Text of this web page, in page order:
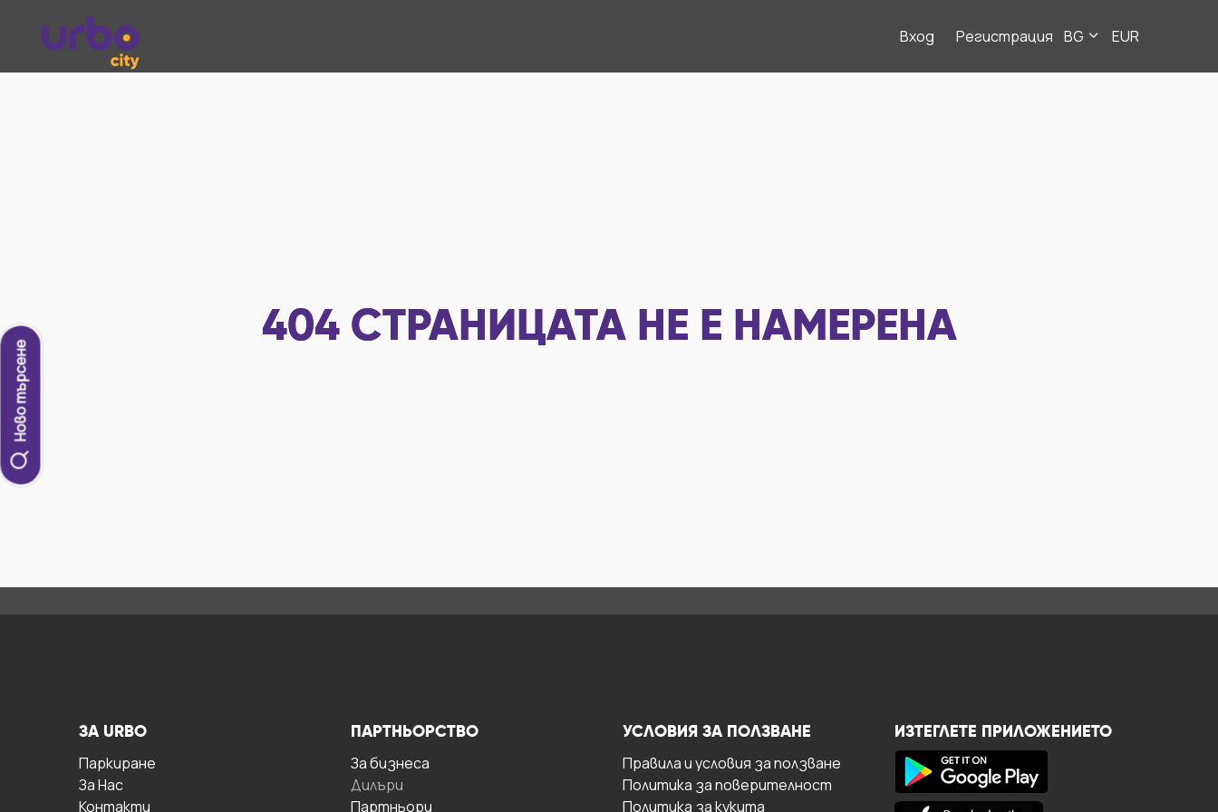
Вход Регистрация BG EUR
Ново търсене
404 СТРАНИЦАТА НЕ Е НАМЕРЕНА
ЗА URBO
Паркиране
За Hас
Контакти
ПАРТНЬОРСТВО
За бизнесa
Дилъри
Партньори
УСЛОВИЯ ЗА ПОЛЗВАНЕ
Правила и условия за ползване
Политика за поверителност
Политика за кукита
ИЗТЕГЛЕТЕ ПРИЛОЖЕНИЕТО